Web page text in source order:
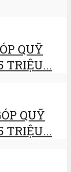
QUỸ
TRIỆU...
QUỸ
TRIỆU...